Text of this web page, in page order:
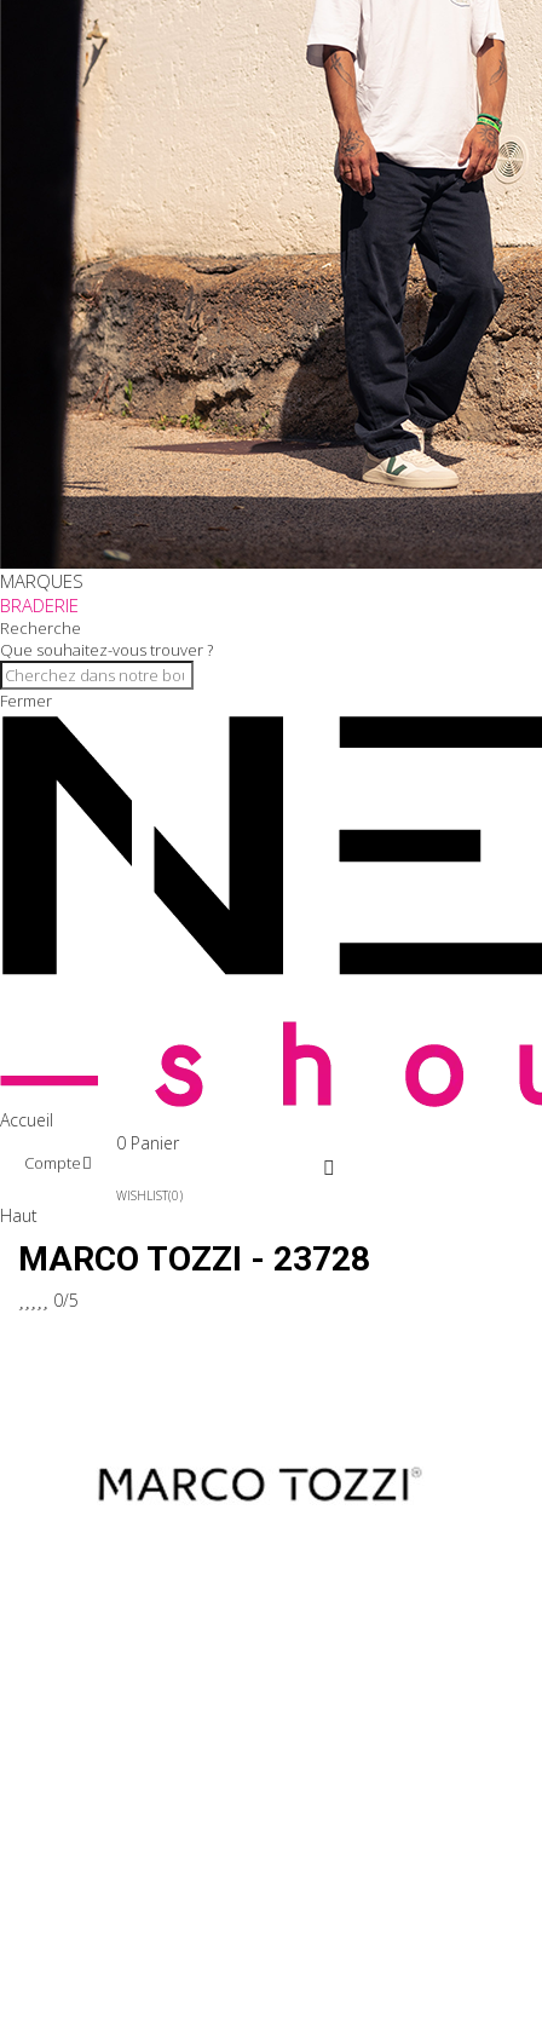
MARQUES
BRADERIE
Recherche
Que souhaitez-vous trouver ?
Fermer
Accueil
Compte
0 Panier
WISHLIST 0
Haut
MARCO TOZZI - 23728
0/5